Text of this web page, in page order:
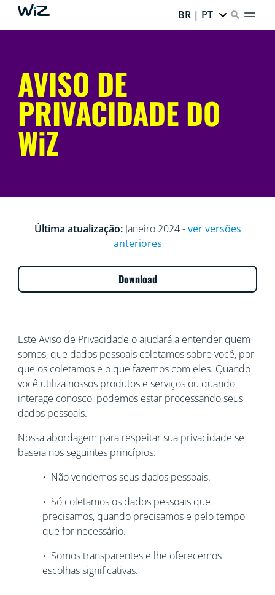
BR | PT
AVISO DE
PRIVACIDADE DO
WiZ
Última atualização:Janeiro 2024 - ver versões
anteriores
Download
Este Aviso de Privacidade o ajudará a entender quem
somos, que dados pessoais coletamos sobre você, por
que os coletamos e o que fazemos com eles. Quando
você utiliza nossos produtos e serviços ou quando
interage conosco, podemos estar processando seus
dados pessoais.
Nossa abordagem para respeitar sua privacidade se
baseia nos seguintes princípios:
• Não vendemos seus dados pessoais.
• Só coletamos os dados pessoais que
precisamos, quando precisamos e pelo tempo
que for necessário.
• Somos transparentes e lhe oferecemos
escolhas significativas.